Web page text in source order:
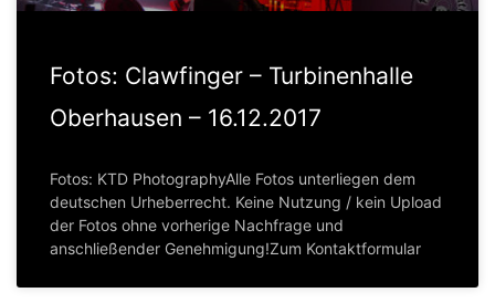
Fotos: Clawfinger – Turbinenhalle
Oberhausen – 16.12.2017
Fotos: KTD PhotographyAlle Fotos unterliegen dem
deutschen Urheberrecht. Keine Nutzung / kein Upload
der Fotos ohne vorherige Nachfrage und
anschließender Genehmigung!Zum Kontaktformular